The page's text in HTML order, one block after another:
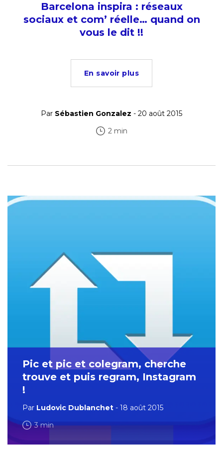
Barcelona inspira : réseaux
sociaux et com’ réelle… quand on
vous le dit !!
En savoir plus
Par Sébastien Gonzalez - 20 août 2015
2 min
Pic et pic et colegram, cherche
trouve et puis regram, Instagram
!
Par Ludovic Dublanchet - 18 août 2015
3 min